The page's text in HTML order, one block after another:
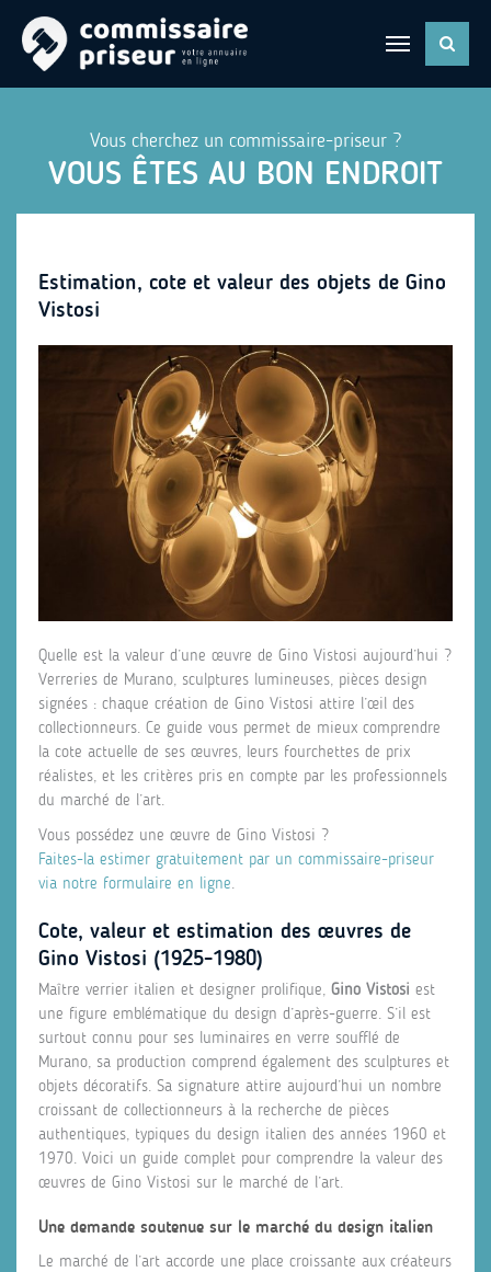
Vous cherchez un commissaire-priseur ?
VOUS ÊTES AU BON ENDROIT
Estimation, cote et valeur des objets de Gino
Vistosi
Quelle est la valeur d’une œuvre de Gino Vistosi aujourd’hui ?
Verreries de Murano, sculptures lumineuses, pièces design
signées : chaque création de Gino Vistosi attire l’œil des
collectionneurs. Ce guide vous permet de mieux comprendre
la cote actuelle de ses œuvres, leurs fourchettes de prix
réalistes, et les critères pris en compte par les professionnels
du marché de l’art.
Vous possédez une œuvre de Gino Vistosi ?
Faites-la estimer gratuitement par un commissaire-priseur
via notre formulaire en ligne.
Cote, valeur et estimation des œuvres de
Gino Vistosi (1925-1980)
Maître verrier italien et designer prolifique, Gino Vistosi est
une figure emblématique du design d’après-guerre. S’il est
surtout connu pour ses luminaires en verre soufflé de
Murano, sa production comprend également des sculptures et
objets décoratifs. Sa signature attire aujourd’hui un nombre
croissant de collectionneurs à la recherche de pièces
authentiques, typiques du design italien des années 1960 et
1970. Voici un guide complet pour comprendre la valeur des
œuvres de Gino Vistosi sur le marché de l’art.
Une demande soutenue sur le marché du design italien
Le marché de l’art accorde une place croissante aux créateurs